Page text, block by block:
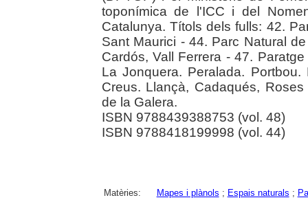
toponímica de l'ICC i del
Catalunya. Títols dels fulls: 42.
Sant Maurici - 44. Parc Natural
Cardós, Vall Ferrera - 47.
La Jonquera. Peralada.
Creus. Llançà, Cadaqués,
de la Galera.
ISBN 9788439388753 (vol. 48)
ISBN 9788418199998 (vol. 44)
Matèries: Mapes i plànols ; Espais naturals ;